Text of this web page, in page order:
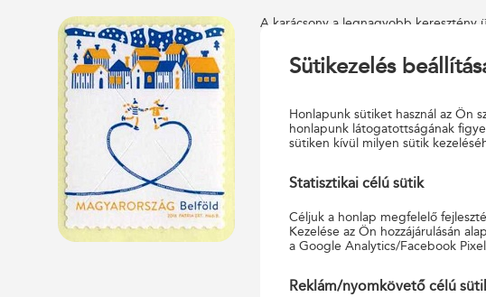
A karácsony a legnagyobb keresztény
ünnepe. Annak ellenére, hogy a
A bélyegképek érdekessége, hogy
mikro írás („BOLDOG
Az 50 bélyegképet tartalmazó
megtalálható. Az alkalmi boríték
Advent idején, 2016. november 27.
igényelhető.
Sütikezelés
Honlapunk sütiket használ az Ön
honlapunk látogatottságának
sütiken kívül milyen sütik
Statisztikai célú sütik
Céljuk a honlap megfelelő
Kezelése az Ön hozzájárulásán
a Google Analytics/Facebook
Reklám/nyomkövető célú